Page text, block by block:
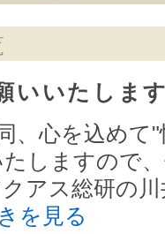
いいたしま
、心を込めて
しますので
アス総研の
を見る